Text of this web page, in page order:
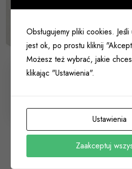
Wkład zamka z gałką G30/55
003 129
Obsługujemy pliki cookies.
jest ok, po prostu kliknij
Możesz też wybrać, jakie
klikając "Ustawienia".
Ustawienia
Zaakceptuj